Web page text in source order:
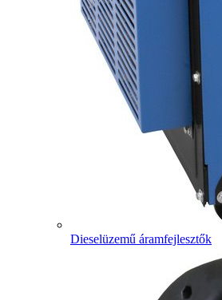
Dieselüzemű áramfejlesztők